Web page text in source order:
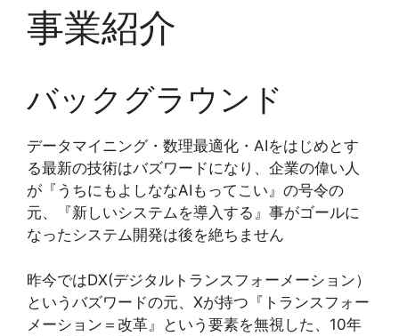
事業紹介
バックグラウンド
データマイニング・数理最適化・AIをはじめとす
る最新の技術はバズワードになり、企業の偉い人
が『うちにもよしななAIもってこい』の号令の
元、『新しいシステムを導入する』事がゴールに
なったシステム開発は後を絶ちません
昨今ではDX(デジタルトランスフォーメーション）
というバズワードの元、Xが持つ『トランスフォー
メーション＝改革』という要素を無視した、10年